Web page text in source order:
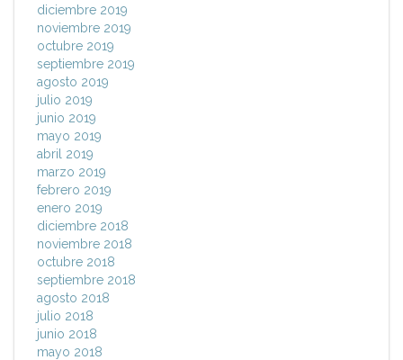
diciembre 2019
noviembre 2019
octubre 2019
septiembre 2019
agosto 2019
julio 2019
junio 2019
mayo 2019
abril 2019
marzo 2019
febrero 2019
enero 2019
diciembre 2018
noviembre 2018
octubre 2018
septiembre 2018
agosto 2018
julio 2018
junio 2018
mayo 2018